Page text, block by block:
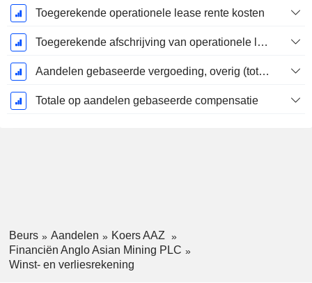
Toegerekende operationele lease rente kosten
Toegerekende afschrijving van operationele lease
Aandelen gebaseerde vergoeding, overig (totaal)
Totale op aandelen gebaseerde compensatie
Beurs Aandelen
Koers AAZ
Financiën Anglo Asian Mining PLC
Winst- en verliesrekening